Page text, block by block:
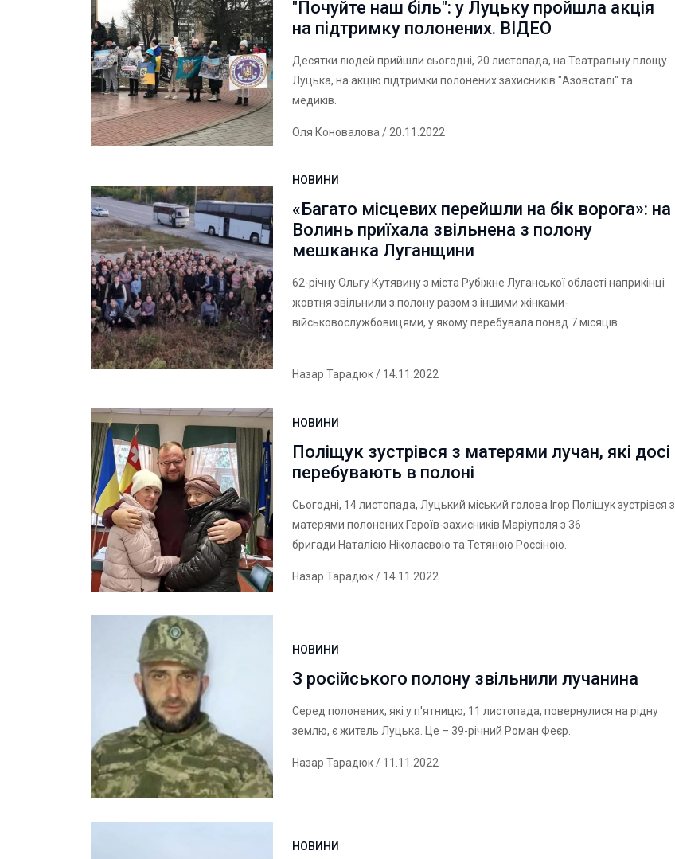
"Почуйте наш біль": у Луцьку пройшла акція
на підтримку полонених. ВІДЕО
Десятки людей прийшли сьогодні, 20 листопада, на Театральну площу
Луцька, на акцію підтримки полонених захисників "Азовсталі" та
медиків.
Оля Коновалова / 20.11.2022
НОВИНИ
«Багато місцевих перейшли на бік ворога»: на
Волинь приїхала звільнена з полону
мешканка Луганщини
62-річну Ольгу Кутявину з міста Рубіжне Луганської області наприкінці
жовтня звільнили з полону разом з іншими жінками-
військовослужбовицями, у якому перебувала понад 7 місяців.
Назар Тарадюк/ 14.11.2022
НОВИНИ
Поліщук зустрівся з матерями лучан, які досі
перебувають в полоні
Сьогодні, 14 листопада, Луцький міський голова Ігор Поліщук зустрівся з
матерями полонених Героїв-захисників Маріуполя з 36
бригади Наталією Ніколаєвою та Тетяною Россіною.
Назар Тарадюк/ 14.11.2022
НОВИНИ
З російського полону звільнили лучанина
Серед полонених, які у п'ятницю, 11 листопада, повернулися на рідну
землю, є житель Луцька. Це – 39-річний Роман Феєр.
Назар Тарадюк/ 11.11.2022
НОВИНИ